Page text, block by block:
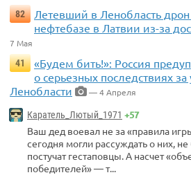
82
Летевший в Ленобласть
нефтебазе в Латвии из-за
7 Мая
41
«Будем бить!»: Россия
о серьезных последствиях
Ленобласти
— 4 Апреля
Каратель_Лютый_1971 +57
Ваш дед воевал не за «правила
сегодня могли рассуждать о них,
постучат гестаповцы. А насчет
победителей» — т...